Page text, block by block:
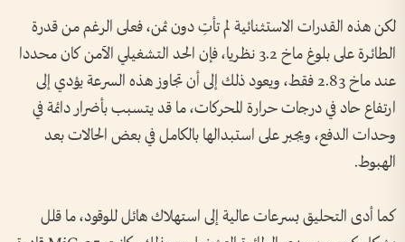
لكن هذه القدرات الاستثنائية لم تأتِ دون ثمن، فعلى الرغم من قدرة
الطائرة على بلوغ ماخ 3.2 نظريا، فإن الحد التشغيلي الآمن كان محددا
عند ماخ 2.83 فقط، ويعود ذلك إلى أن تجاوز هذه السرعة يؤدي إلى
ارتفاع حاد في درجات حرارة المحركات، ما قد يتسبب بأضرار دائمة في
وحدات الدفع، ويجبر على استبدالها بالكامل في بعض الحالات بعد
الهبوط.
كما أدى التحليق بسرعات عالية إلى استهلاك هائل للوقود، ما قلل